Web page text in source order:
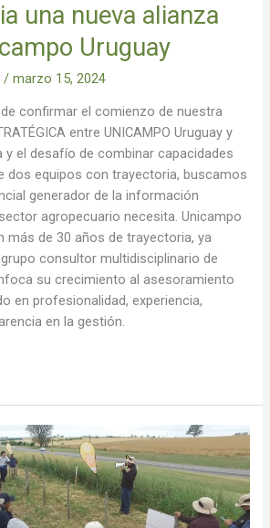
una nueva alianza
Uruguay
/marzo 15, 2024
confirmar el comienzo de nuestra
entre UNICAMPO Uruguay y
y el desafío de combinar capacidades
dos equipos con trayectoria, buscamos
generador de la información
agropecuario necesita. Unicampo
más de 30 años de trayectoria, ya
consultor multidisciplinario de
su crecimiento al asesoramiento
en profesionalidad, experiencia,
en la gestión.